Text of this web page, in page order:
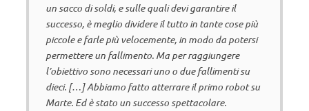
un sacco di soldi, e sulle quali devi garantire il
successo, è meglio dividere il tutto in tante cose più
piccole e farle più velocemente, in modo da potersi
permettere un fallimento. Ma per raggiungere
l’obiettivo sono necessari uno o due fallimenti su
dieci. […] Abbiamo fatto atterrare il primo robot su
Marte. Ed è stato un successo spettacolare.